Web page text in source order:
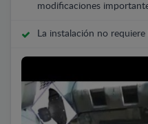
modificaciones
La instalación no